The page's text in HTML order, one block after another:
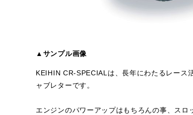
▲サンプル画像
KEIHIN CR-SPECIALは、長年にわたるレース
ャブレターです。
エンジンのパワーアップはもちろんの事、ス